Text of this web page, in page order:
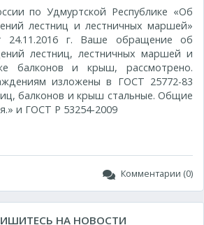
по Удмуртской Республике «Об
лестниц и лестничных маршей»
г. Ваше обращение об
лестниц, лестничных маршей и
балконов и крыш, рассмотрено.
изложены в ГОСТ 25772-83
балконов и крыш стальные. Общие
и ГОСТ Р 53254-2009
Комментарии (0)
НА НОВОСТИ